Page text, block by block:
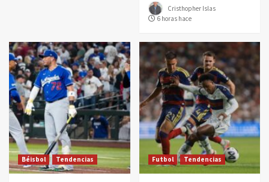
Cristhopher Islas
6 horas hace
Béisbol Tendencias Futbol Tendencias